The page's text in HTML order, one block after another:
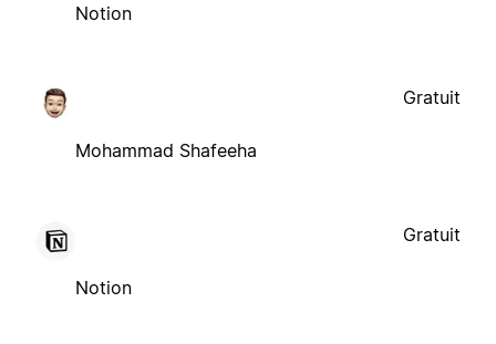
Notion
Mohammad Shafeeha
Gratuit
Notion
Gratuit